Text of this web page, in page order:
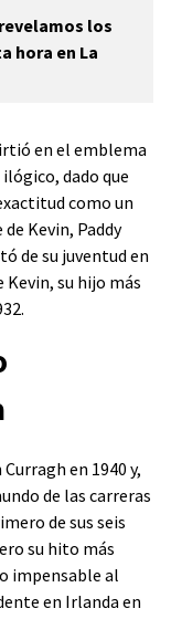
los
hora en La
en el emblema
dado que
como un
Kevin, Paddy
de su juventud en
su hijo más
en 1940 y,
de las carreras
de sus seis
su hito más
impensable al
en Irlanda en